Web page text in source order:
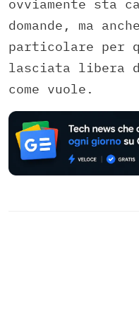
ovviamente sta
domande, ma
particolare per
lasciata libera
come vuole.